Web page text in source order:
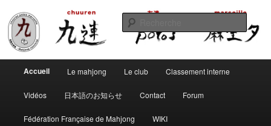
contenu
principal
contenu
secondaire
Chuuren potos Marseille – Mahjong
convivial
Accueil Le mahjong Le club Classement interne
Vidéos 日本語のお知らせ Contact Forum
Fédération Française de Mahjong WIKI